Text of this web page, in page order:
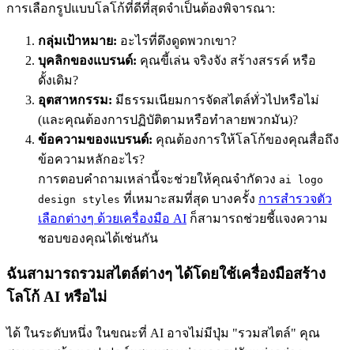
การเลือกรูปแบบโลโก้ที่ดีที่สุดจำเป็นต้องพิจารณา:
กลุ่มเป้าหมาย: อะไรที่ดึงดูดพวกเขา?
บุคลิกของแบรนด์: คุณขี้เล่น จริงจัง สร้างสรรค์ หรือ
ดั้งเดิม?
อุตสาหกรรม: มีธรรมเนียมการจัดสไตล์ทั่วไปหรือไม่
(และคุณต้องการปฏิบัติตามหรือทำลายพวกมัน)?
ข้อความของแบรนด์: คุณต้องการให้โลโก้ของคุณสื่อถึง
ข้อความหลักอะไร?
การตอบคำถามเหล่านี้จะช่วยให้คุณจำกัดวง ai logo
design styles ที่เหมาะสมที่สุด บางครั้ง การสำรวจตัว
เลือกต่างๆ ด้วยเครื่องมือ AI ก็สามารถช่วยชี้แจงความ
ชอบของคุณได้เช่นกัน
ฉันสามารถรวมสไตล์ต่างๆ ได้โดยใช้เครื่องมือสร้าง
โลโก้ AI หรือไม่
ได้ ในระดับหนึ่ง ในขณะที่ AI อาจไม่มีปุ่ม "รวมสไตล์" คุณ